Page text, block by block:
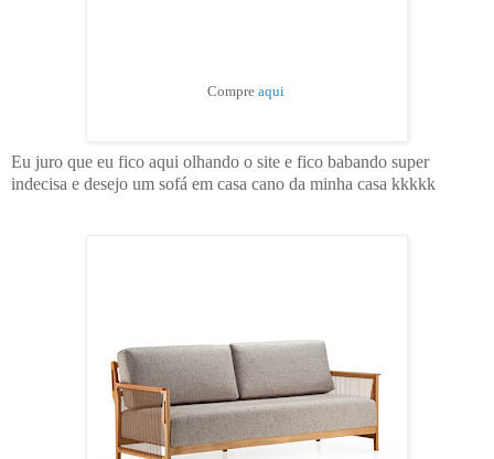
Compre aqui
Eu juro que eu fico aqui olhando o site e fico babando super
indecisa e desejo um sofá em casa cano da minha casa kkkkk